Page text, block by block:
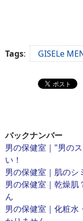
Tags: GISELe
バックナンバー
男の保健室｜"男の
い！
男の保健室｜肌のシ
男の保健室｜乾燥肌
ん
男の保健室｜化粧